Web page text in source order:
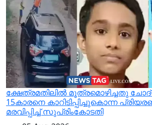
ക്ഷേത്രമതിലില്‍ മൂത്രമൊഴിച്ചതു
15കാരനെ കാറിടിപ്പിച്ചുകൊന്ന
മരവിപ്പിച്ച് സുപ്രിംകോടതി